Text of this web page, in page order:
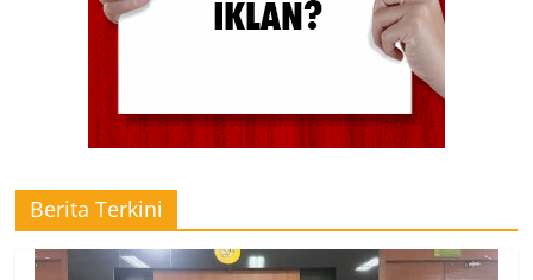
Berita Terkini